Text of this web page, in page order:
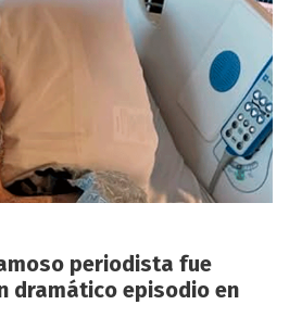
periodista fue
dramático episodio en